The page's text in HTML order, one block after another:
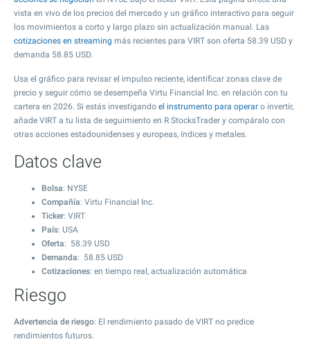
vista en vivo de los precios del mercado y un gráfico interactivo para seguir
los movimientos a corto y largo plazo sin actualización manual. Las
cotizaciones en streaming más recientes para VIRT son oferta 58.39 USD y
demanda 58.85 USD.
Usa el gráfico para revisar el impulso reciente, identificar zonas clave de
precio y seguir cómo se desempeña Virtu Financial Inc. en relación con tu
cartera en 2026. Si estás investigando el instrumento para operar o invertir,
añade VIRT a tu lista de seguimiento en R StocksTrader y compáralo con
otras acciones estadounidenses y europeas, índices y metales.
Datos clave
Bolsa: NYSE
Compañía: Virtu Financial Inc.
Ticker: VIRT
País: USA
Oferta: 58.39 USD
Demanda: 58.85 USD
Cotizaciones: en tiempo real, actualización automática
Riesgo
Advertencia de riesgo: El rendimiento pasado de VIRT no predice
rendimientos futuros.